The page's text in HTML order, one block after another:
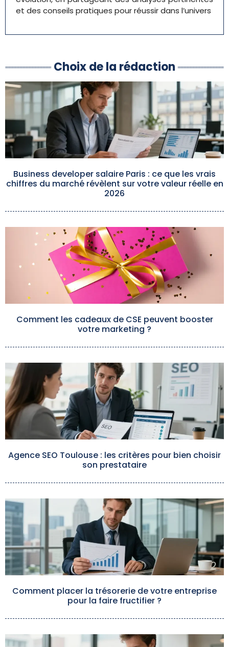
et des conseils pratiques pour réussir dans l’univers
Choix de la rédaction
Business developer salaire Paris : ce que les vrais
chiffres du marché révèlent sur votre valeur réelle en
2026
Comment les cadeaux de CSE peuvent booster
votre marketing ?
Agence SEO Toulouse : les critères pour bien choisir
son prestataire
Comment placer la trésorerie de votre entreprise
pour la faire fructifier ?